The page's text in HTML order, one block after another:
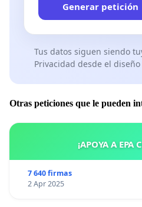
Generar petición
Tus datos siguen siendo
Privacidad desde el diseño
Otras peticiones que le pueden
¡APOYA A EPA
7 640 firmas
2 Apr 2025